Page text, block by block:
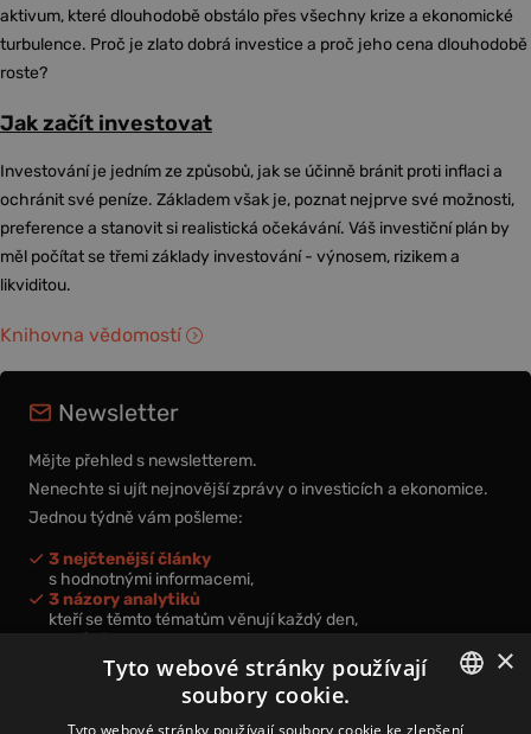
aktivum, které dlouhodobě obstálo přes všechny krize a ekonomické
turbulence. Proč je zlato dobrá investice a proč jeho cena dlouhodobě
roste?
Jak začít investovat
Investování je jedním ze způsobů, jak se účinně bránit proti inflaci a
ochránit své peníze. Základem však je, poznat nejprve své možnosti,
preference a stanovit si realistická očekávání. Váš investiční plán by
měl počítat se třemi základy investování - výnosem, rizikem a
likviditou.
Knihovna vědomostí
Newsletter
Mějte přehled s newsletterem.
Nenechte si ujít nejnovější zprávy o investicích a ekonomice.
Jednou týdně vám pošleme:
3 nejčtenější články
s hodnotnými informacemi,
3 názory analytiků
kteří se těmto tématům věnují každý den,
nová videa a podcasty
k prohloubení vašich znalostí.
CZECH
×
Tyto webové stránky používají
soubory cookie.
Tyto webové stránky používají soubory cookie ke zlepšení